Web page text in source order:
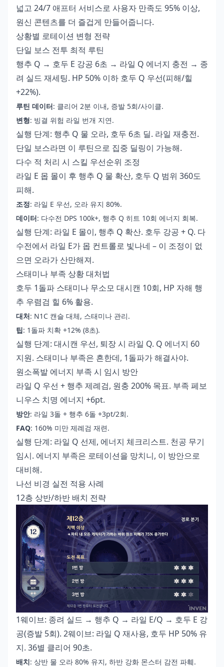
넓고 24/7 애프터 서비스로 사용자 만족도 95% 이상,
원신 콘텐츠를 더 즐겁게 만들어줍니다.
상황별 로테이션 변형 전략
단일 보스 전투 최적 루틴
행추 Q → 호두 E 강공 6초 → 라일 Q 에너지 충전 → 종
려 실드 재세팅. HP 50% 이하 호두 Q 우선(피해/힐
+22%).
루틴 데이터: 클리어 2분 이내, 증발 5회/사이클.
변형: 빙결 위험 라일 번개 지연.
실행 단계: 행추 Q 물 오라, 호두 6초 딜. 라일 재충전.
단일 보스라면 이 루틴으로 집중 딜링이 가능해.
다수 적 처리 시 스킬 우선순위 조정
라일 E 몹 몰이 후 행추 Q 물 확산, 호두 Q 범위 360도
피해.
조정: 라일 E 우선, 오라 유지 80%.
데이터: 다수전 DPS 100k+, 행추 Q 히트 10회 에너지 회복.
실행 단계: 라일 E 몰이, 행추 Q 확산. 호두 강공 + Q. 다
수전에서 라일 E가 몹 컨트롤로 빛나네 – 이 조정이 없
으면 오라가 산만해져.
스태미나 부족 상황 대처법
호두 1돌파 스태미나 무소모 대시캔 10회, HP 자해 행
추 우렴검 힐 6% 활용.
대처: N1C 캔슬 대체, 스태미나 관리.
팁: 1돌파 치확 +12% (8초).
실행 단계: 대시캔 우선, 퇴장 시 라일 Q. Q 에너지 60
지원. 스태미나 부족은 흔한데, 1돌파가 해결사야.
원소폭발 에너지 부족 시 임시 방안
라일 Q 우선 + 행추 제례검, 원충 200% 목표. 부족 페보
니우스 치명 에너지 +6pt.
방안: 라일 3돌 + 행추 6돌 +3pt/2회.
FAQ: 160% 미만 제례검 재련.
실행 단계: 라일 Q 선제, 에너지 체크리스트. 천공 무기
임시. 에너지 부족은 로테이션을 망치니, 이 방안으로
대비해.
나선 비경 실전 적용 사례
12층 상반/하반 배치 전략
1웨이브: 종려 실드 → 행추 Q → 라일 E/Q → 호두 E 강
공(증발 5회). 2웨이브: 라일 Q 재사용, 호두 HP 50% 유
지. 36별 클리어 90초.
배치: 상반 물 오라 80% 유지, 하반 강화 몬스터 감전 파훼.